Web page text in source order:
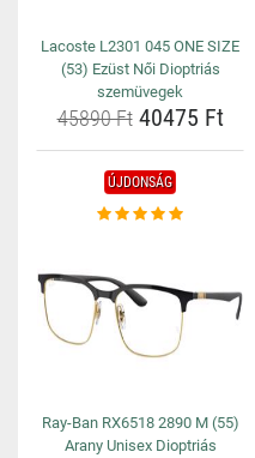
Lacoste L2301 045 ONE SIZE
(53) Ezüst Női Dioptriás
szemüvegek
45890 Ft40475 Ft
ÚJDONSÁG
Ray-Ban RX6518 2890 M (55)
Arany Unisex Dioptriás